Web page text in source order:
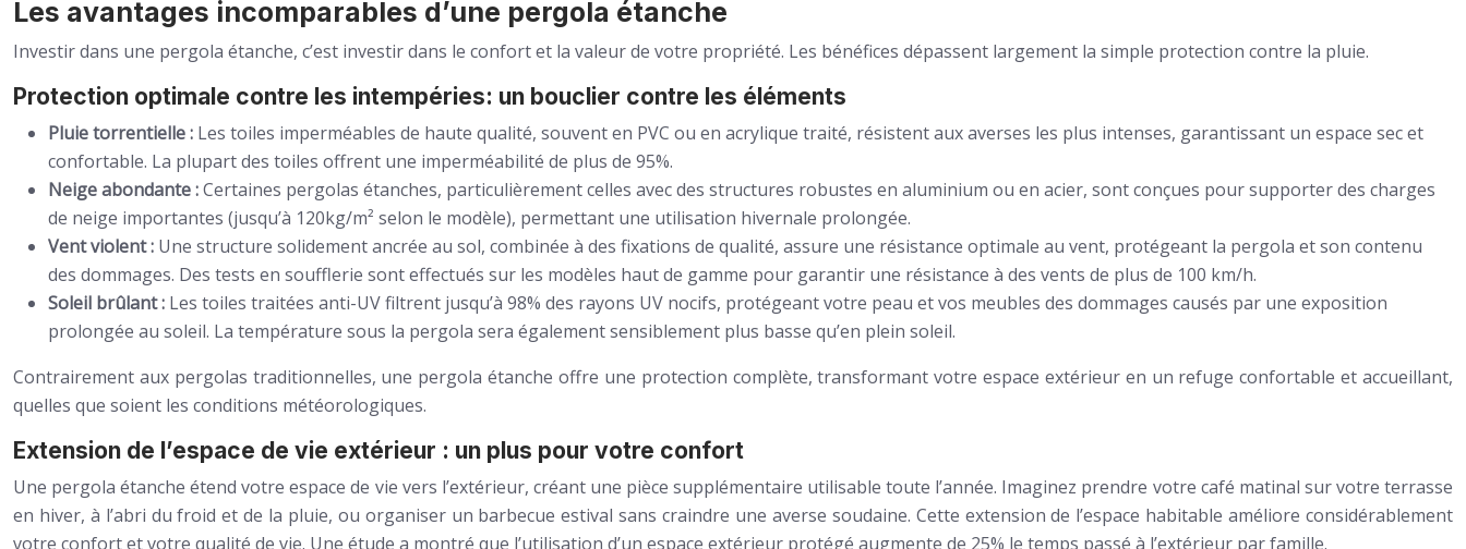
Les avantages incomparables d’une pergola étanche
Investir dans une pergola étanche, c’est investir dans le confort et la valeur de votre propriété. Les bénéfices dépassent largement la simple protection contre la pluie.
Protection optimale contre les intempéries: un bouclier contre les éléments
Pluie torrentielle : Les toiles imperméables de haute qualité, souvent en PVC ou en acrylique traité, résistent aux averses les plus intenses, garantissant un espace sec et
confortable. La plupart des toiles offrent une imperméabilité de plus de 95%.
Neige abondante :Certaines pergolas étanches, particulièrement celles avec des structures robustes en aluminium ou en acier, sont conçues pour supporter des charges
de neige importantes (jusqu’à 120kg/m² selon le modèle), permettant une utilisation hivernale prolongée.
Vent violent : Une structure solidement ancrée au sol, combinée à des fixations de qualité, assure une résistance optimale au vent, protégeant la pergola et son contenu
des dommages. Des tests en soufflerie sont effectués sur les modèles haut de gamme pour garantir une résistance à des vents de plus de 100 km/h.
Soleil brûlant : Les toiles traitées anti-UV filtrent jusqu’à 98% des rayons UV nocifs, protégeant votre peau et vos meubles des dommages causés par une exposition
prolongée au soleil. La température sous la pergola sera également sensiblement plus basse qu’en plein soleil.
Contrairement aux pergolas traditionnelles, une pergola étanche offre une protection complète, transformant votre espace extérieur en un refuge confortable et accueillant,
quelles que soient les conditions météorologiques.
Extension de l’espace de vie extérieur : un plus pour votre confort
Une pergola étanche étend votre espace de vie vers l’extérieur, créant une pièce supplémentaire utilisable toute l’année. Imaginez prendre votre café matinal sur votre terrasse
en hiver, à l’abri du froid et de la pluie, ou organiser un barbecue estival sans craindre une averse soudaine. Cette extension de l’espace habitable améliore considérablement
votre confort et votre qualité de vie. Une étude a montré que l’utilisation d’un espace extérieur protégé augmente de 25% le temps passé à l’extérieur par famille.